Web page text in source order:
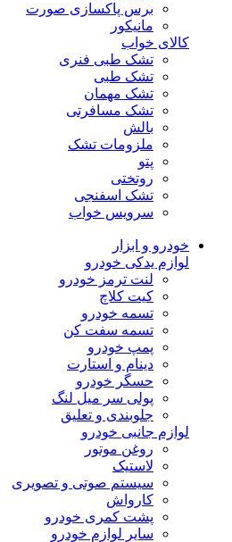
برس پاکسازی صورت
مانیکور
کالای خواب
تشک طبی فنری
تشک طبی
تشک مهمان
تشک مسافرتی
بالش
ملزومات تشک
پتو
روتختی
تشک اسفنجی
سرویس خواب
خودرو و ابزار
لوازم یدکی خودرو
لنت ترمز خودرو
کیت کلاچ
تسمه خودرو
تسمه سفت کن
پمپ خودرو
دینام و استارت
حسگر خودرو
پولی سر میل لنگ
جلوبندی و تعلیق
لوازم جانبی خودرو
روغن موتور
لاستیک
سیستم صوتی و تصویری
کارواش
پشت کمری خودرو
سایر لوازم خودرو